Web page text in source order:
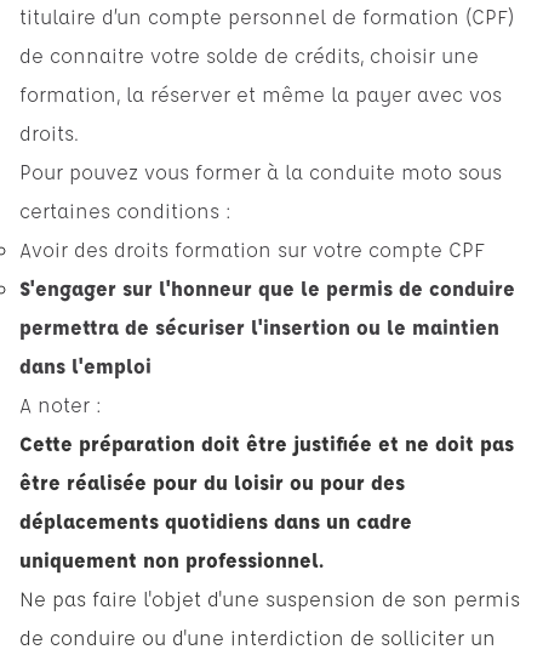
titulaire d’un compte personnel de formation (CPF)
de connaitre votre solde de crédits, choisir une
formation, la réserver et même la payer avec vos
droits.
Pour pouvez vous former à la conduite moto sous
certaines conditions :
Avoir des droits formation sur votre compte CPF
S'engager sur l'honneur que le permis de conduire
permettra de sécuriser l'insertion ou le maintien
dans l'emploi
A noter :
Cette préparation doit être justifiée et ne doit pas
être réalisée pour du loisir ou pour des
déplacements quotidiens dans un cadre
uniquement non professionnel.
Ne pas faire l'objet d'une suspension de son permis
de conduire ou d'une interdiction de solliciter un